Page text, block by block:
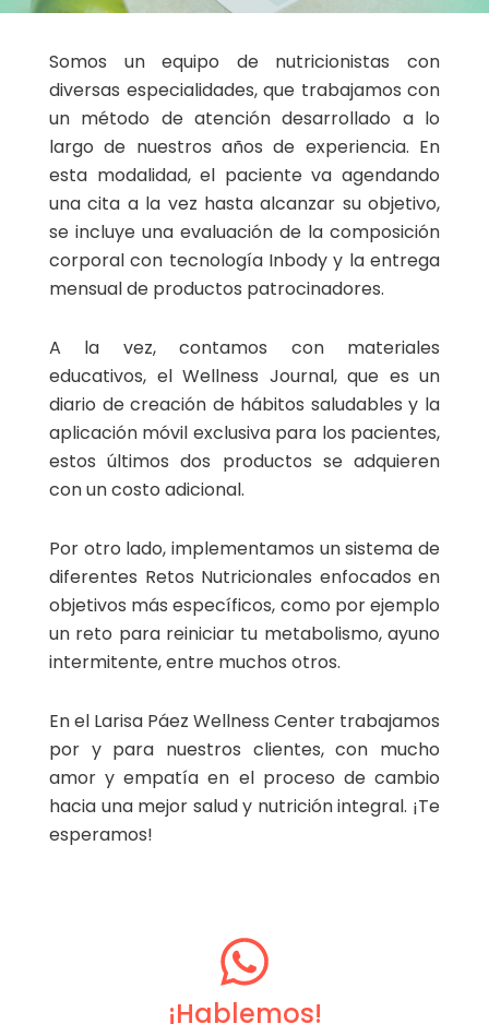
Somos un equipo de nutricionistas con
diversas especialidades, que trabajamos con
un método de atención desarrollado a lo
largo de nuestros años de experiencia. En
esta modalidad, el paciente va agendando
una cita a la vez hasta alcanzar su objetivo,
se incluye una evaluación de la composición
corporal con tecnología Inbody y la entrega
mensual de productos patrocinadores.
A la vez, contamos con materiales
educativos, el Wellness Journal, que es un
diario de creación de hábitos saludables y la
aplicación móvil exclusiva para los pacientes,
estos últimos dos productos se adquieren
con un costo adicional.
Por otro lado, implementamos un sistema de
diferentes Retos Nutricionales enfocados en
objetivos más específicos, como por ejemplo
un reto para reiniciar tu metabolismo, ayuno
intermitente, entre muchos otros.
En el Larisa Páez Wellness Center trabajamos
por y para nuestros clientes, con mucho
amor y empatía en el proceso de cambio
hacia una mejor salud y nutrición integral. ¡Te
esperamos!
¡Hablemos!